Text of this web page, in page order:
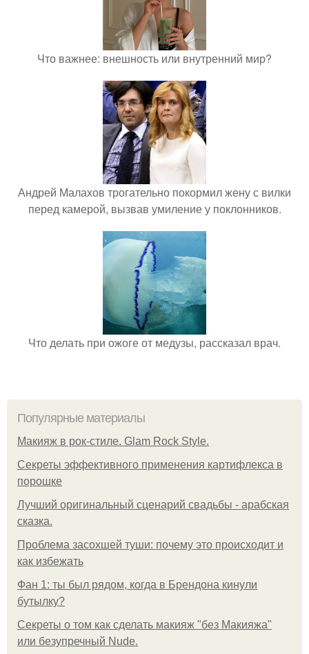
Что важнее: внешность или внутренний мир?
Андрей Малахов трогательно покормил жену с вилки
перед камерой, вызвав умиление у поклонников.
Что делать при ожоге от медузы, рассказал врач.
Популярные материалы
Макияж в рок-стиле. Glam Rock Style.
Секреты эффективного применения картифлекса в
порошке
Лучший оригинальный сценарий свадьбы - арабская
сказка.
Проблема засохшей туши: почему это происходит и
как избежать
Фан 1: ты был рядом, когда в Брендона кинули
бутылку?
Секреты о том как сделать макияж "без Макияжа"
или безупречный Nude.